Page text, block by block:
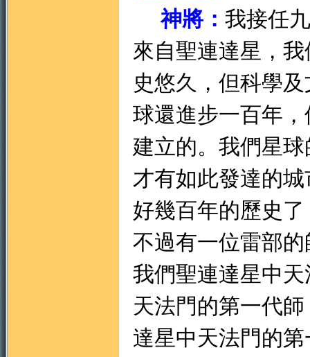
神將： 我接任
來自聖連達星，
史悠久，但科學
球還進步一百年
建立的。我們星
才有如此發達的
好幾百年的歷史
不過有一位雷部
我們聖連達星中
天法門的第一代
達星中天法門的